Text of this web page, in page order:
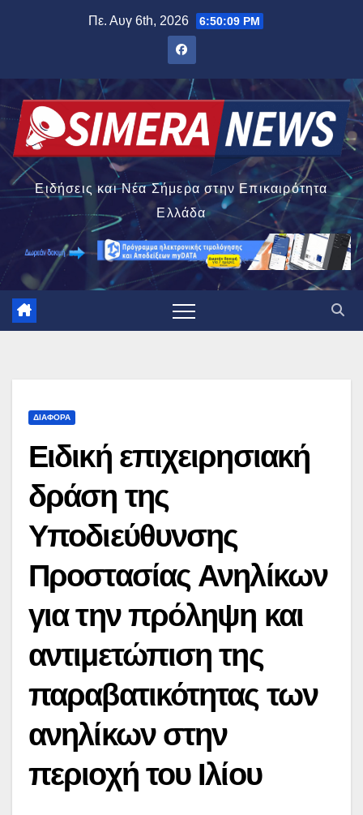
Πε. Αυγ 6th, 2026 6:50:10 PM
Ειδήσεις και Νέα Σήμερα στην Επικαιρότητα
Ελλάδα
ΔΙΆΦΟΡΑ
Ειδική επιχειρησιακή
δράση της
Υποδιεύθυνσης
Προστασίας Ανηλίκων
για την πρόληψη και
αντιμετώπιση της
παραβατικότητας των
ανηλίκων στην
περιοχή του Ιλίου